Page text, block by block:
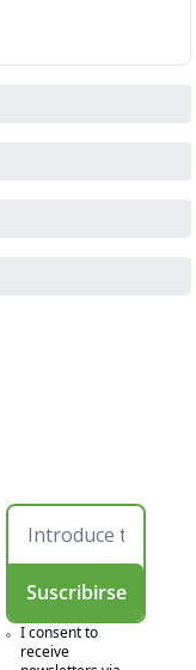
Suscribirse
I consent to
receive